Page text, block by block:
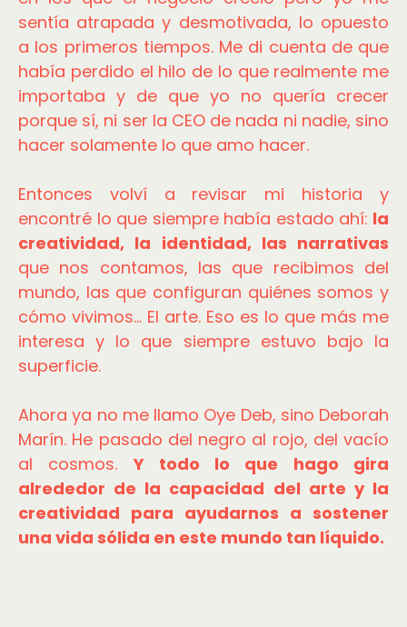
sentía atrapada y desmotivada, lo opuesto
a los primeros tiempos. Me di cuenta de que
había perdido el hilo de lo que realmente me
importaba y de que yo no quería crecer
porque sí, ni ser la CEO de nada ni nadie, sino
hacer solamente lo que amo hacer.
Entonces volví a revisar mi historia y
encontré lo que siempre había estado ahí: la
creatividad, la identidad, las narrativas
que nos contamos, las que recibimos del
mundo, las que configuran quiénes somos y
cómo vivimos... El arte. Eso es lo que más me
interesa y lo que siempre estuvo bajo la
superficie.
Ahora ya no me llamo Oye Deb, sino Deborah
Marín. He pasado del negro al rojo, del vacío
al cosmos. Y todo lo que hago gira
alrededor de la capacidad del arte y la
creatividad para ayudarnos a sostener
una vida sólida en este mundo tan líquido.